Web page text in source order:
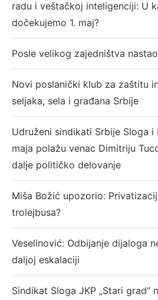
radu i veštačkoj inteligenciji: U
dočekujemo 1. maj?
Posle velikog zajedništva
Novi poslanički klub za zaštitu
seljaka, sela i građana Srbije
Udruženi sindikati Srbije Sloga i
maja polažu venac Dimitriju
dalje političko delovanje
Miša Božić upozorio:
trolejbusa?
Veselinović: Odbijanje dijaloga
daljoj eskalaciji
Sindikat Sloga JKP „Stari grad“